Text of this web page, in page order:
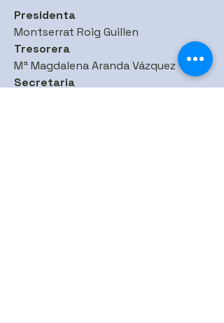
Presidenta
Montserrat Roig Guillen
Tresorera
Mª Magdalena Aranda Vázquez
Secretaria